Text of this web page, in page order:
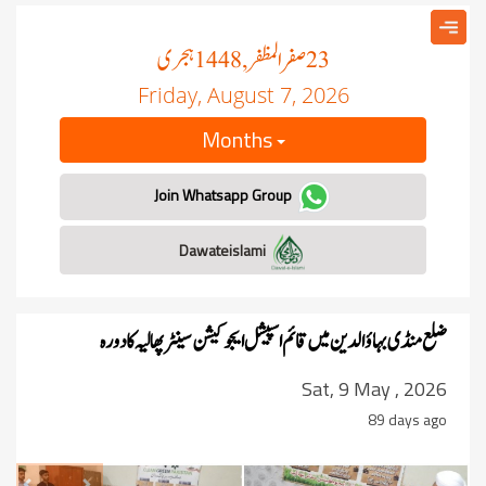
23صفر المظفر, 1448 ہجری
Friday, August 7, 2026
Months
Join Whatsapp Group
ضلع منڈی بہاؤالدین میں قائم اسپیشل ایجوکیشن سینٹر پھالیہ کا دورہ
Sat, 9 May , 2026
89 days ago
Next